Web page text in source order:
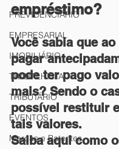
PREVIDENCIÁRIO
EMPRESARIAL
IMOBILIÁRIO
TRABALHISTA
TRIBUTÁRIO
EVENTOS
Marcas e Patentes
empréstimo?
Você sabia que
pagar
pode ter pago
mais? Sendo o
possível restituir
tais valores.
Saiba aqui como